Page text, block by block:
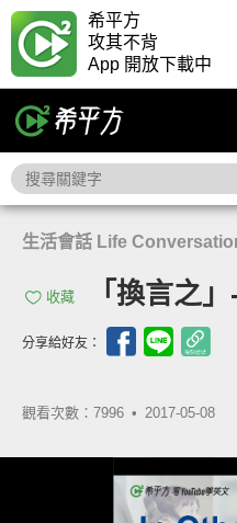
希平方
攻其不背
App 開放下載中
生活會話 Life
收藏 「換言之
分享給好友：
觀看次數：7996 • 2017-05-08